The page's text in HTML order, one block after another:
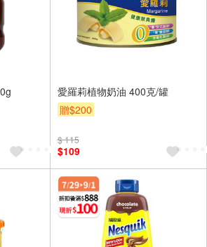
愛羅莉植物奶油 400克/罐
贈$200
$ 115
$109